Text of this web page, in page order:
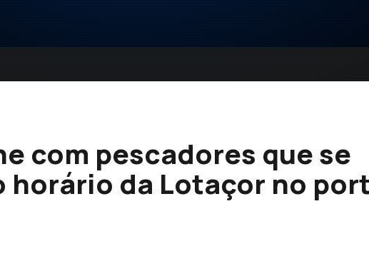
com pescadores que se
horário da Lotaçor no